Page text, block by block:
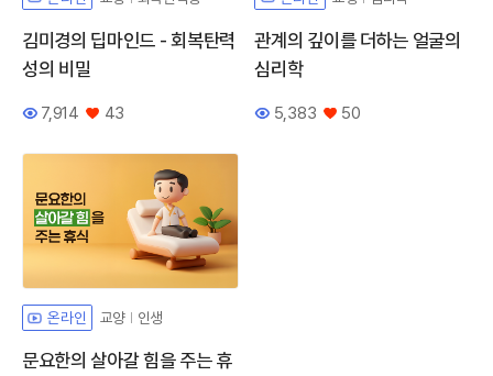
김미경의 딥마인드 - 회복탄력
성의 비밀
조회수
7,914
좋아요
43
관계의 깊이를 더하는 얼굴의
심리학
조회수
5,383
좋아요
50
온라인 교양 인생
문요한의 살아갈 힘을 주는 휴